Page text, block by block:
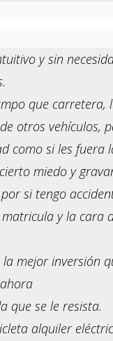
y sin
que carretera,
otros vehículos,
como si les fuera
miedo y
si tengo
y la cara
la mejor inversión
que se le resista.
alquiler